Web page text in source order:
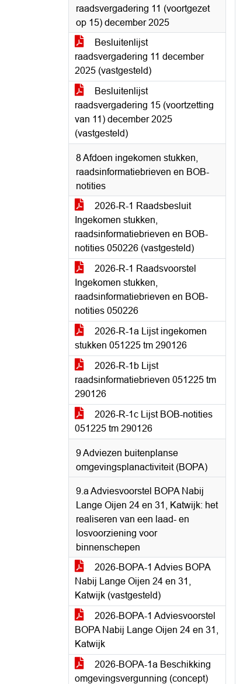
raadsvergadering 11 (voortgezet
op 15) december 2025
Besluitenlijst
raadsvergadering 11 december
2025 (vastgesteld)
Besluitenlijst
raadsvergadering 15 (voortzetting
van 11) december 2025
(vastgesteld)
8 Afdoen ingekomen stukken,
raadsinformatiebrieven en BOB-
notities
2026-R-1 Raadsbesluit
Ingekomen stukken,
raadsinformatiebrieven en BOB-
notities 050226 (vastgesteld)
2026-R-1 Raadsvoorstel
Ingekomen stukken,
raadsinformatiebrieven en BOB-
notities 050226
2026-R-1a Lijst ingekomen
stukken 051225 tm 290126
2026-R-1b Lijst
raadsinformatiebrieven 051225 tm
290126
2026-R-1c Lijst BOB-notities
051225 tm 290126
9 Adviezen buitenplanse
omgevingsplanactiviteit (BOPA)
9.a Adviesvoorstel BOPA Nabij
Lange Oijen 24 en 31, Katwijk: het
realiseren van een laad- en
losvoorziening voor
binnenschepen
2026-BOPA-1 Advies BOPA
Nabij Lange Oijen 24 en 31,
Katwijk (vastgesteld)
2026-BOPA-1 Adviesvoorstel
BOPA Nabij Lange Oijen 24 en 31,
Katwijk
2026-BOPA-1a Beschikking
omgevingsvergunning (concept)